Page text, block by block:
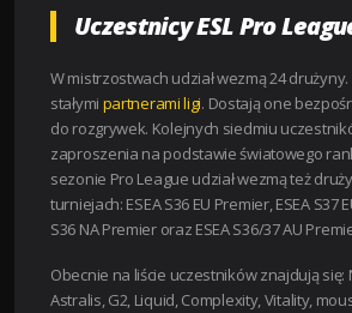
Uczestnicy ESL Pro
W mistrzostwach udział wezmą 24 drużyny.
stałymi partnerami ligi. Dostają one
do rozgrywek. Kolejnych siedmiu
zaproszenia na podstawie światowego
sezonie Pro League udział wezmą też
turniejach: ESEA S36 EU Premier, ESEA S37
S36 NA Premier oraz ESEA S36/37 AU
Obecnie na liście uczestników znajdują się:
Astralis, G2, Liquid, Complexity, Vitality,